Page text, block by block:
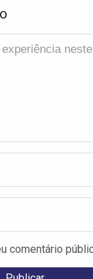
comentário